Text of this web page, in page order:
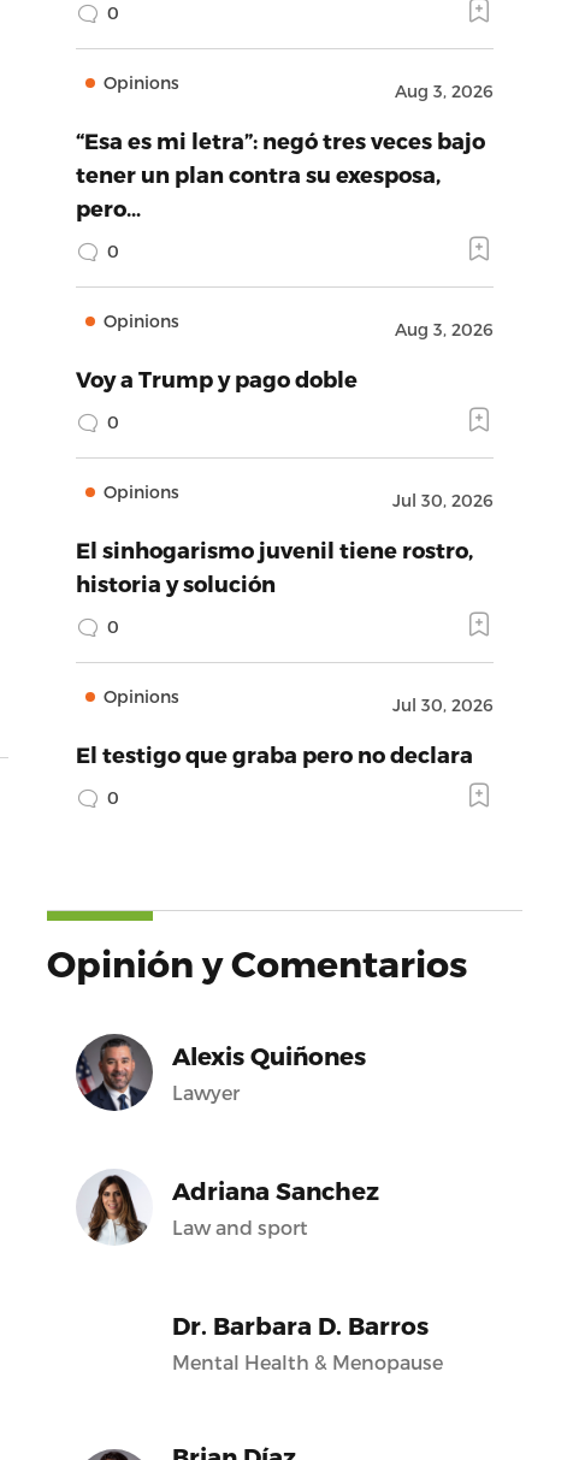
0
Opinions Aug 3, 2026
“Esa es mi letra”: negó tres veces bajo
tener un plan contra su exesposa,
pero…
0
Opinions Aug 3, 2026
Voy a Trump y pago doble
0
Opinions Jul 30, 2026
El sinhogarismo juvenil tiene rostro,
historia y solución
0
Opinions Jul 30, 2026
El testigo que graba pero no declara
0
Opinión y Comentarios
Alexis Quiñones
Lawyer
Adriana Sanchez
Law and sport
Dr. Barbara D. Barros
Mental Health & Menopause